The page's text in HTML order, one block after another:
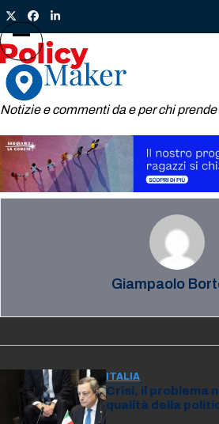
Skip
to
content
TwitterFacebook
LinkedIn
Notizie e commenti da e per chi
Open
mobile
menu
Close
mobile
menu
Giampaolo
ITALIA
Crisi, il problema
qualità della